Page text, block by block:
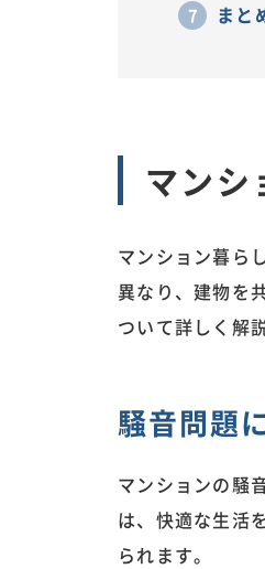
まと
マンシ
マンション暮ら
異なり、建物を
ついて詳しく解
騒音問題
マンションの騒
は、快適な生活
られます。